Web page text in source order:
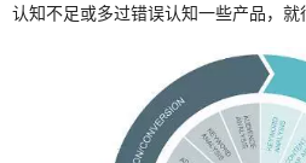
认知不足或多过错误认知一些产品，就